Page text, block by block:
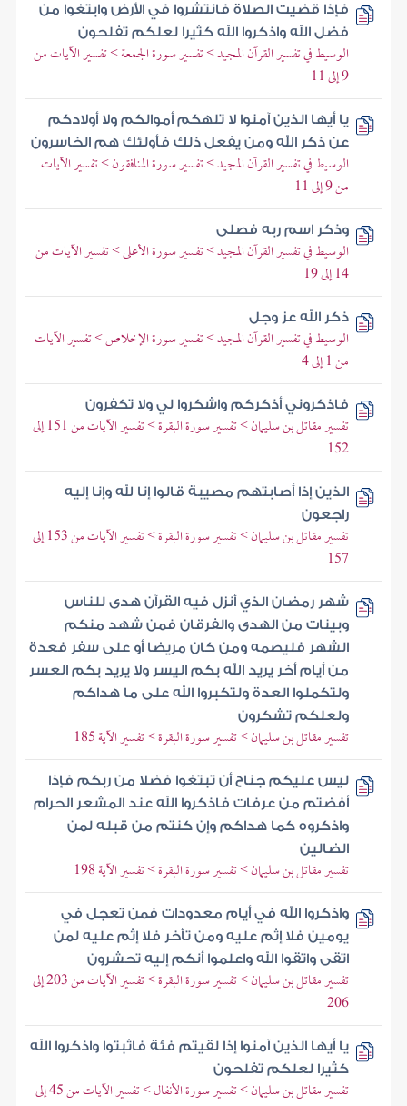
فإذا قضيت الصلاة فانتشروا في الأرض وابتغوا من
فضل الله واذكروا الله كثيرا لعلكم تفلحون
الوسيط في تفسير القرآن المجيد > تفسير سورة الجمعة > تفسير الآيات من
9 إلى 11
يا أيها الذين آمنوا لا تلهكم أموالكم ولا أولادكم
عن ذكر الله ومن يفعل ذلك فأولئك هم الخاسرون
الوسيط في تفسير القرآن المجيد > تفسير سورة المنافقون > تفسير الآيات
من 9 إلى 11
وذكر اسم ربه فصلى
الوسيط في تفسير القرآن المجيد > تفسير سورة الأعلى > تفسير الآيات من
14 إلى 19
ذكر الله عز وجل
الوسيط في تفسير القرآن المجيد > تفسير سورة الإخلاص > تفسير الآيات
من 1 إلى 4
فاذكروني أذكركم واشكروا لي ولا تكفرون
تفسير مقاتل بن سليمان > تفسير سورة البقرة > تفسير الآيات من 151 إلى
152
الذين إذا أصابتهم مصيبة قالوا إنا لله وإنا إليه
راجعون
تفسير مقاتل بن سليمان > تفسير سورة البقرة > تفسير الآيات من 153 إلى
157
شهر رمضان الذي أنزل فيه القرآن هدى للناس
وبينات من الهدى والفرقان فمن شهد منكم
الشهر فليصمه ومن كان مريضا أو على سفر فعدة
من أيام أخر يريد الله بكم اليسر ولا يريد بكم العسر
ولتكملوا العدة ولتكبروا الله على ما هداكم
ولعلكم تشكرون
تفسير مقاتل بن سليمان > تفسير سورة البقرة > تفسير الآية 185
ليس عليكم جناح أن تبتغوا فضلا من ربكم فإذا
أفضتم من عرفات فاذكروا الله عند المشعر الحرام
واذكروه كما هداكم وإن كنتم من قبله لمن
الضالين
تفسير مقاتل بن سليمان > تفسير سورة البقرة > تفسير الآية 198
واذكروا الله في أيام معدودات فمن تعجل في
يومين فلا إثم عليه ومن تأخر فلا إثم عليه لمن
اتقى واتقوا الله واعلموا أنكم إليه تحشرون
تفسير مقاتل بن سليمان > تفسير سورة البقرة > تفسير الآيات من 203 إلى
206
يا أيها الذين آمنوا إذا لقيتم فئة فاثبتوا واذكروا الله
كثيرا لعلكم تفلحون
تفسير مقاتل بن سليمان > تفسير سورة الأنفال > تفسير الآيات من 45 إلى